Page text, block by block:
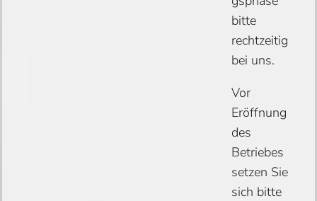
bitte
rechtzeitig
bei uns.
Vor
Eröffnung
des
Betriebes
setzen Sie
sich bitte